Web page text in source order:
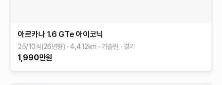
아르카나 1.6 GTe 아이코닉
25/10식(26년형) 4,412km 가솔린 경기
1,990만원